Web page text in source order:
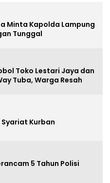
Minta Kapolda Lampung
Tunggal
Toko Lestari Jaya dan
Tuba, Warga Resah
Kurban
5 Tahun Polisi